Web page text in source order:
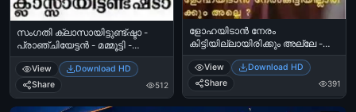
സംഗതി ക്ലാസായിട്ടുണ്ട്ഷ്ടാ -
പ്രാഞ്ചിയേട്ടന്‍ - മമ്മൂട്ടി -
Sangathi Class Aayyittundshta -
Pranchiyettan - Mammootti
View
Download HD
Share
512
ളോഹയിടാന്‍ നേരം
കിട്ടിയില്ലായിരിക്കും അല്ലേ -
അമേന്‍, ജോയ് മാത്യു -
Lohayidaan Neram
Kittiyillayirikkum Alle - Joy Mathew
in Amen
View
Download HD
Share
391